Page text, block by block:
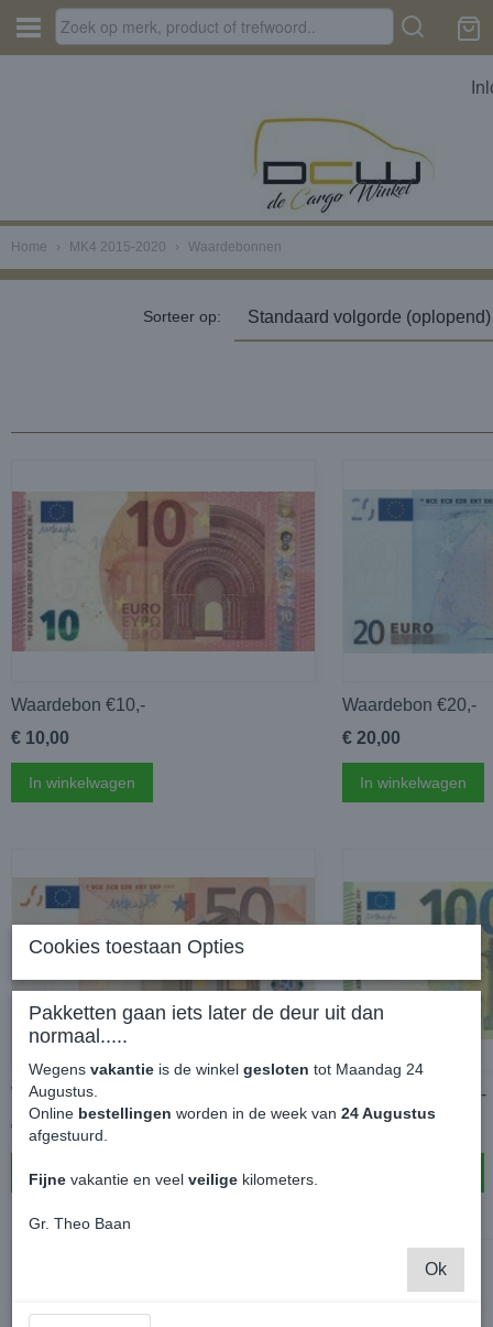
Home › MK4 2015-2020 › Waardebonnen
Sorteer op:
Waardebon €10,-
€ 10,00
In winkelwagen
Waardebon €20,-
€ 20,00
In winkelwagen
Waardebon €50,-
€ 50,00
In winkelwagen
Waardebon €100,-
€ 100,00
Cookies toestaan Opties
Pakketten gaan iets later de deur uit dan
normaal.....
Wegens vakantie is de winkel gesloten tot Maandag 24
Augustus.
Online bestellingen worden in de week van 24 Augustus
afgestuurd.
Fijne vakantie en veel veilige kilometers.
Gr. Theo Baan
Ok